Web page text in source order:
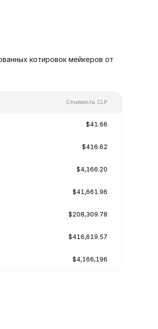
котировок мейкеров от
Стоимость CLP
$41.66
$416.62
$4,166.20
$41,661.96
$208,309.78
$416,619.57
$4,166,196